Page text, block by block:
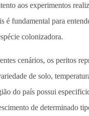
aos experimentos
é fundamental para
colonizadora.
cenários, os peritos
de solo,
do país possui
de determinado